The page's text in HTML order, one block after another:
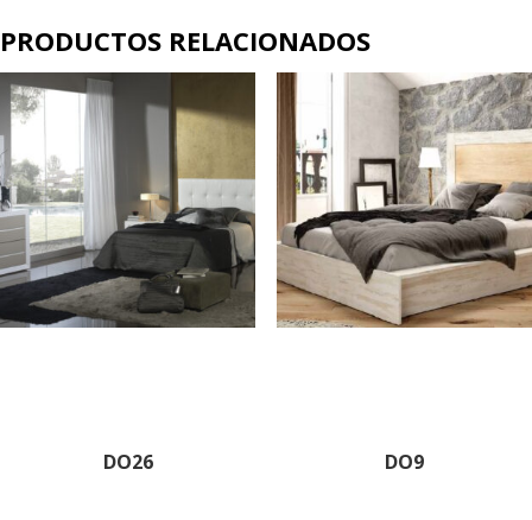
PRODUCTOS RELACIONADOS
DO26 DO9